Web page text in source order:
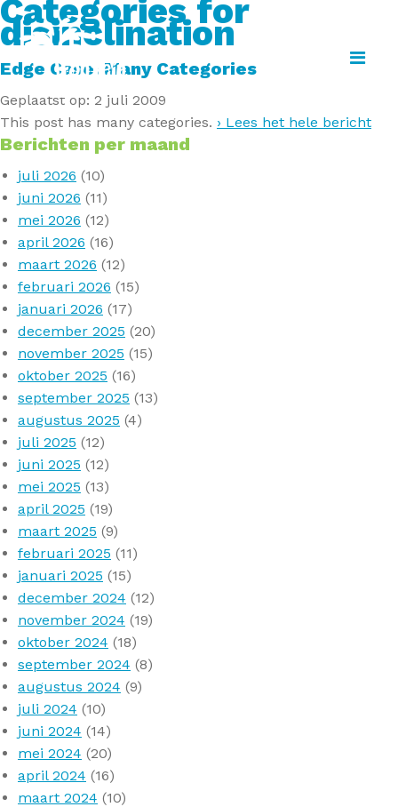
Categories for
disinclination
Edge Case: Many Categories
Geplaatst op: 2 juli 2009
This post has many categories. › Lees het hele bericht
Berichten per maand
juli 2026 (10)
juni 2026 (11)
mei 2026 (12)
april 2026 (16)
maart 2026 (12)
februari 2026 (15)
januari 2026 (17)
december 2025 (20)
november 2025 (15)
oktober 2025 (16)
september 2025 (13)
augustus 2025 (4)
juli 2025 (12)
juni 2025 (12)
mei 2025 (13)
april 2025 (19)
maart 2025 (9)
februari 2025 (11)
januari 2025 (15)
december 2024 (12)
november 2024 (19)
oktober 2024 (18)
september 2024 (8)
augustus 2024 (9)
juli 2024 (10)
juni 2024 (14)
mei 2024 (20)
april 2024 (16)
maart 2024 (10)